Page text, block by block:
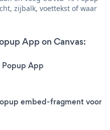
zijbalk, voettekst of waar
App on Canvas:
Popup App
embed-fragment voor